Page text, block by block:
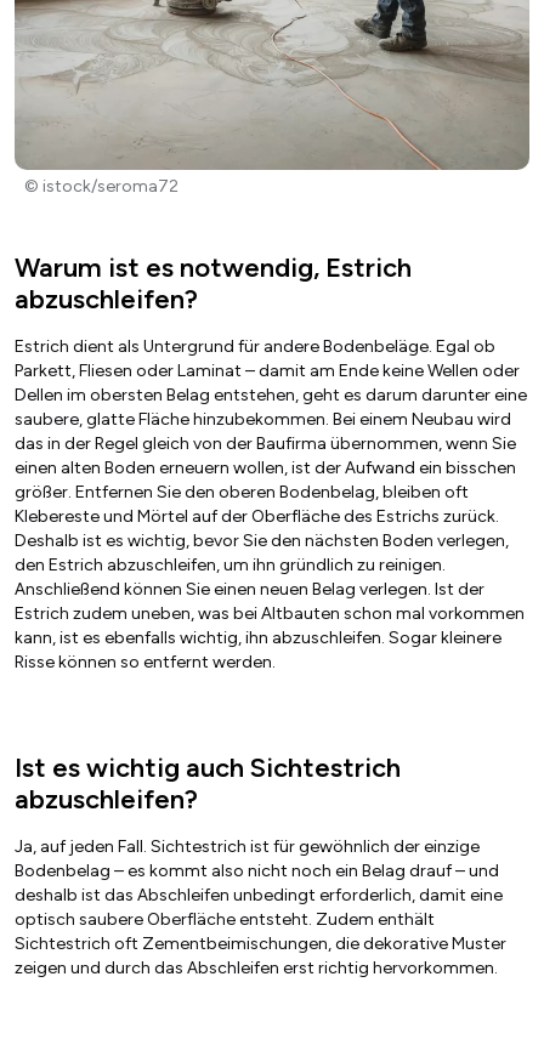
© istock/seroma72
Warum ist es notwendig, Estrich
abzuschleifen?
Estrich dient als Untergrund für andere Bodenbeläge. Egal ob
Parkett, Fliesen oder Laminat – damit am Ende keine Wellen oder
Dellen im obersten Belag entstehen, geht es darum darunter eine
saubere, glatte Fläche hinzubekommen. Bei einem Neubau wird
das in der Regel gleich von der Baufirma übernommen, wenn Sie
einen alten Boden erneuern wollen, ist der Aufwand ein bisschen
größer. Entfernen Sie den oberen Bodenbelag, bleiben oft
Klebereste und Mörtel auf der Oberfläche des Estrichs zurück.
Deshalb ist es wichtig, bevor Sie den nächsten Boden verlegen,
den Estrich abzuschleifen, um ihn gründlich zu reinigen.
Anschließend können Sie einen neuen Belag verlegen. Ist der
Estrich zudem uneben, was bei Altbauten schon mal vorkommen
kann, ist es ebenfalls wichtig, ihn abzuschleifen. Sogar kleinere
Risse können so entfernt werden.
Ist es wichtig auch Sichtestrich
abzuschleifen?
Ja, auf jeden Fall. Sichtestrich ist für gewöhnlich der einzige
Bodenbelag – es kommt also nicht noch ein Belag drauf – und
deshalb ist das Abschleifen unbedingt erforderlich, damit eine
optisch saubere Oberfläche entsteht. Zudem enthält
Sichtestrich oft Zementbeimischungen, die dekorative Muster
zeigen und durch das Abschleifen erst richtig hervorkommen.